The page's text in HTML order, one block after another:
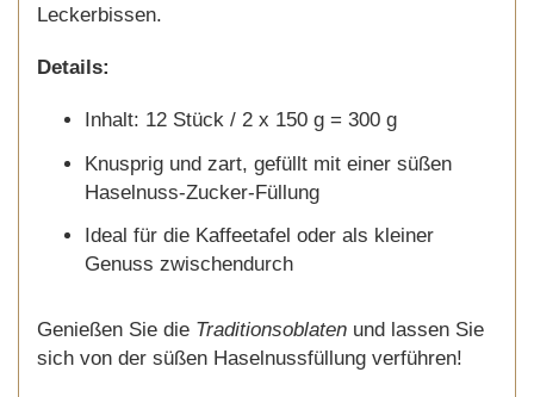
Leckerbissen.
Details:
Inhalt: 12 Stück / 2 x 150 g = 300 g
Knusprig und zart, gefüllt mit einer süßen
Haselnuss-Zucker-Füllung
Ideal für die Kaffeetafel oder als kleiner
Genuss zwischendurch
Genießen Sie die Traditionsoblaten und lassen Sie
sich von der süßen Haselnussfüllung verführen!